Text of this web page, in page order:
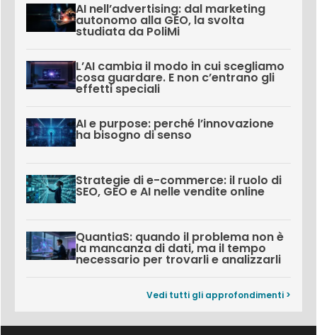
AI nell’advertising: dal marketing
autonomo alla GEO, la svolta
studiata da PoliMi
L’AI cambia il modo in cui scegliamo
cosa guardare. E non c’entrano gli
effetti speciali
AI e purpose: perché l’innovazione
ha bisogno di senso
Strategie di e-commerce: il ruolo di
SEO, GEO e AI nelle vendite online
QuantiaS: quando il problema non è
la mancanza di dati, ma il tempo
necessario per trovarli e analizzarli
Vedi tutti gli approfondimenti >